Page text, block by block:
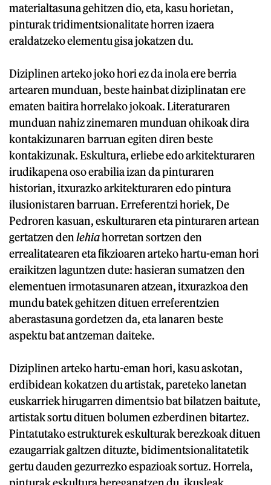
materialtasuna gehitzen dio, eta, kasu horietan,
pinturak tridimentsionalitate horren izaera
eraldatzeko elementu gisa jokatzen du.
Diziplinen arteko joko hori ez da inola ere berria
artearen munduan, beste hainbat diziplinatan ere
ematen baitira horrelako jokoak. Literaturaren
munduan nahiz zinemaren munduan ohikoak dira
kontakizunaren barruan egiten diren beste
kontakizunak. Eskultura, erliebe edo arkitekturaren
irudikapena oso erabilia izan da pinturaren
historian, itxurazko arkitekturaren edo pintura
ilusionistaren barruan. Erreferentzi horiek, De
Pedroren kasuan, eskulturaren eta pinturaren artean
gertatzen denlehiahorretan sortzen den
errealitatearen eta fikzioaren arteko hartu-eman hori
eraikitzen laguntzen dute: hasieran sumatzen den
elementuen irmotasunaren atzean, itxurazkoa den
mundu batek gehitzen dituen erreferentzien
aberastasuna gordetzen da, eta lanaren beste
aspektu bat antzeman daiteke.
Diziplinen arteko hartu-eman hori, kasu askotan,
erdibidean kokatzen du artistak, pareteko lanetan
euskarriek hirugarren dimentsio bat bilatzen baitute,
artistak sortu dituen bolumen ezberdinen bitartez.
Pintatutako estrukturek eskulturak berezkoak dituen
ezaugarriak galtzen dituzte, bidimentsionalitatetik
gertu dauden gezurrezko espazioak sortuz. Horrela,